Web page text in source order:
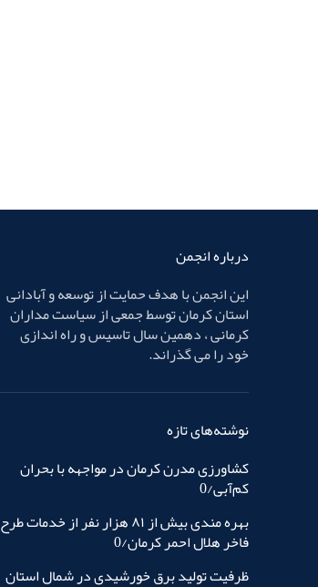
درباره انجمن
این انجمن با هدف حمایت از توسعه و آبادانی
استان کرمان توسط جمعی از سیاست مداران
کرمانی ، دهمین سال تاسیس و راه اندازی
خود را می گذراند.
نوشته‌های تازه
کشاورزی مدرن کرمان در مواجهه با بحران
کم‌آبی/0
بهره مندی بیش از ٨١ هزار نفر از خدمات طرح
فاخر هلال احمر کرمان/0
ظرفیت تولید برق خورشیدی در شمال استان